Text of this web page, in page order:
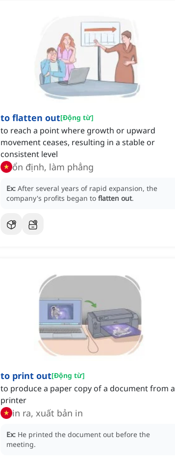
to flatten out[Động từ]
to reach a point where growth or upward
movement ceases, resulting in a stable or
consistent level
ổn định, làm phẳng
Ex: After several years of rapid expansion, the
company's profits began to flatten out.
to print out[Động từ]
to produce a paper copy of a document from a
printer
in ra, xuất bản in
Ex: He printed the document out before the
meeting.